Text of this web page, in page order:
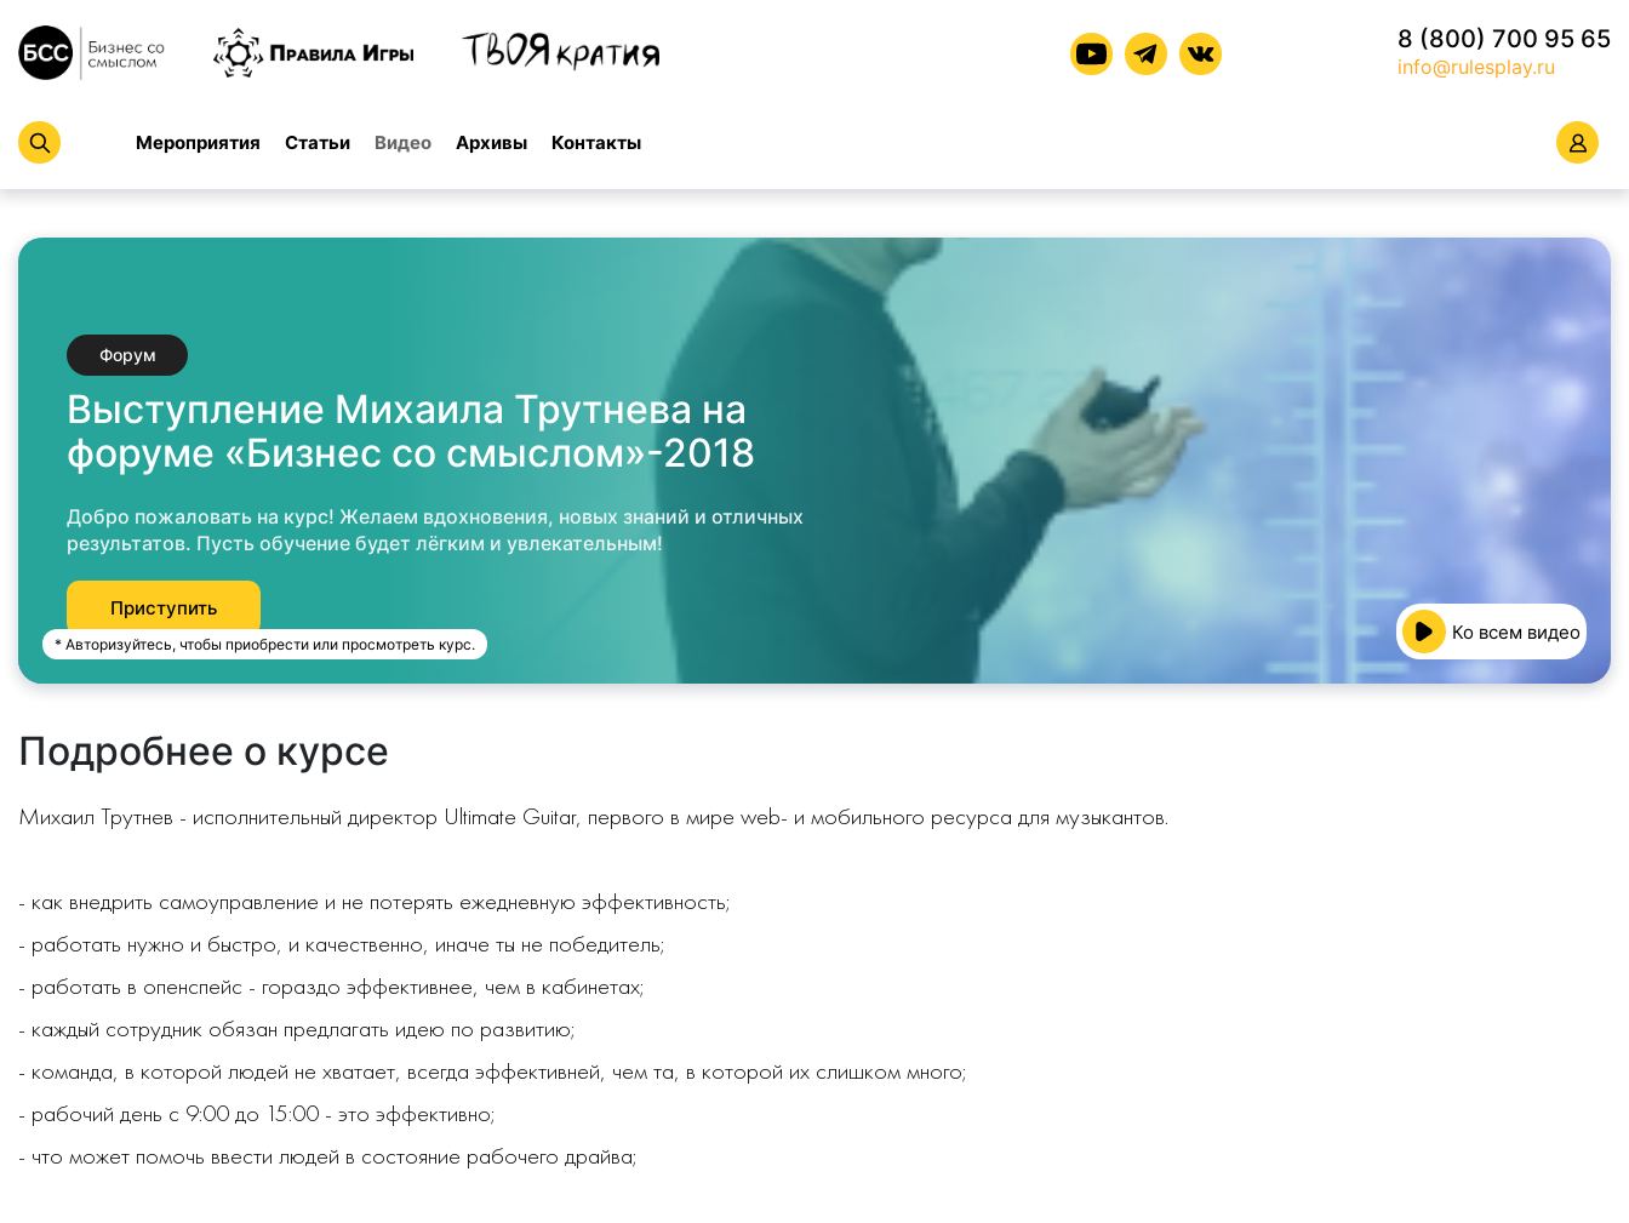
8 (800) 700 95 65
info@rulesplay.ru
Мероприятия Статьи Видео Архивы Контакты
Форум
Выступление Михаила Трутнева на
форуме «Бизнес со смыслом»-2018
Добро пожаловать на курс! Желаем вдохновения, новых знаний и отличных
результатов. Пусть обучение будет лёгким и увлекательным!
Приступить
Ко всем видео
* Авторизуйтесь, чтобы приобрести или просмотреть курс.
Подробнее о курсе
Михаил Трутнев - исполнительный директор Ultimate Guitar, первого в мире web- и мобильного ресурса для музыкантов.
- как внедрить самоуправление и не потерять ежедневную эффективность;
- работать нужно и быстро, и качественно, иначе ты не победитель;
- работать в опенспейс - гораздо эффективнее, чем в кабинетах;
- каждый сотрудник обязан предлагать идею по развитию;
- команда, в которой людей не хватает, всегда эффективней, чем та, в которой их слишком много;
- рабочий день с 9:00 до 15:00 - это эффективно;
- что может помочь ввести людей в состояние рабочего драйва;